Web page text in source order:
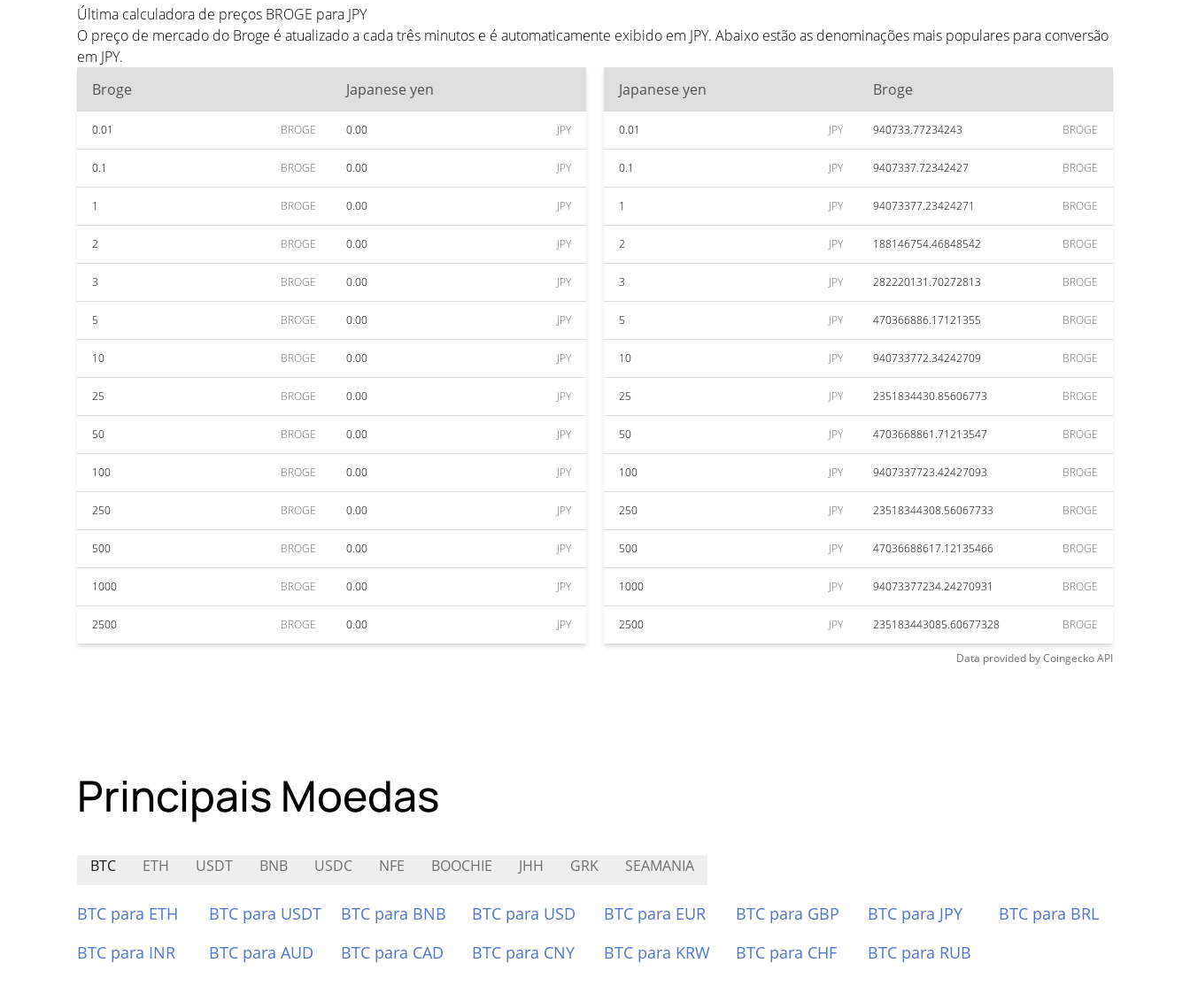
Última calculadora de preços BROGE para JPY
O preço de mercado do Broge é atualizado a cada três minutos e é automaticamente exibido em JPY. Abaixo estão as denominações mais populares para conversão
em JPY.
Broge
Japanese yen
0.01 BROGE 0.00 JPY
0.1 BROGE 0.00 JPY
1 BROGE 0.00 JPY
2 BROGE 0.00 JPY
3 BROGE 0.00 JPY
5 BROGE 0.00 JPY
10 BROGE 0.00 JPY
25 BROGE 0.00 JPY
50 BROGE 0.00 JPY
100 BROGE 0.00 JPY
250 BROGE 0.00 JPY
500 BROGE 0.00 JPY
1000 BROGE 0.00 JPY
2500 BROGE 0.00 JPY
Japanese yen Broge
0.01 JPY 940733.77234243 BROGE
0.1 JPY 9407337.72342427 BROGE
1 JPY 94073377.23424271 BROGE
2 JPY 188146754.46848542 BROGE
3 JPY 282220131.70272813 BROGE
5 JPY 470366886.17121355 BROGE
10 JPY 940733772.34242709 BROGE
25 JPY 2351834430.85606773 BROGE
50 JPY 4703668861.71213547 BROGE
100 JPY 9407337723.42427093 BROGE
250 JPY 23518344308.56067733 BROGE
500 JPY 47036688617.12135466 BROGE
1000 JPY 94073377234.24270931 BROGE
2500 JPY 235183443085.60677328 BROGE
Data provided byCoingeckoAPI
Principais Moedas
BTC ETH USDT BNB USDC NFE BOOCHIE JHH GRK SEAMANIA
BTC para ETH BTC para USDT BTC para BNB BTC para USD BTC para EUR BTC para GBP BTC para JPY
BTC para BRL
BTC para INR
BTC para AUD BTC para CAD BTC para CNY BTC para KRW BTC para CHF BTC para RUB